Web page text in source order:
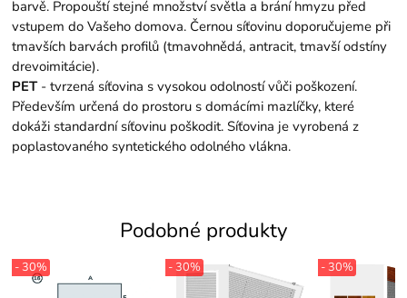
barvě. Propouští stejné množství světla a brání hmyzu před
vstupem do Vašeho domova. Černou síťovinu doporučujeme při
tmavších barvách profilů (tmavohnědá, antracit, tmavší odstíny
drevoimitácie).
PET- tvrzená síťovina s vysokou odolností vůči poškození.
Především určená do prostoru s domácími mazlíčky, které
dokáži standardní síťovinu poškodit. Síťovina je vyrobená z
poplastovaného syntetického odolného vlákna.
Podobné produkty
- 30% - 30% - 30%